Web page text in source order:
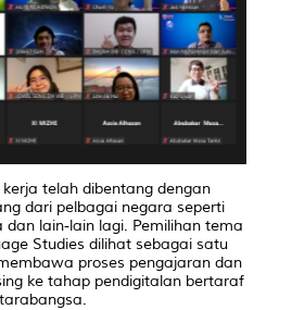
telah dibentang dengan
dari pelbagai negara seperti
dan lain-lain lagi. Pemilihan tema
Studies dilihat sebagai satu
proses pengajaran dan
ke tahap pendigitalan bertaraf